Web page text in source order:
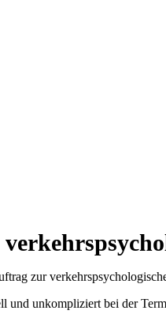
zur
und unkompliziert bei der